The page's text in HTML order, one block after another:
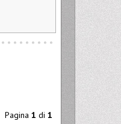
Pagina 1 di 1